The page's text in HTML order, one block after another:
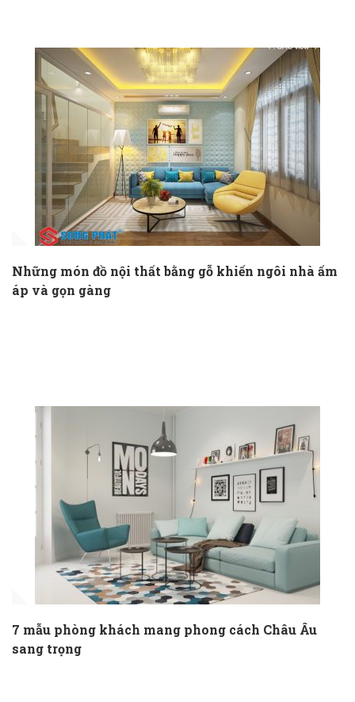
Những món đồ nội thất bằng gỗ khiến ngôi nhà ấm
áp và gọn gàng
7 mẫu phòng khách mang phong cách Châu Âu
sang trọng